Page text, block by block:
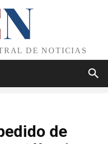
N
DE NOTICIAS
de